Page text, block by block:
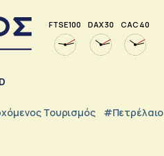
FTSE 100 DAX 30 CAC 40
Τουρισμός #Πετρέλαιο